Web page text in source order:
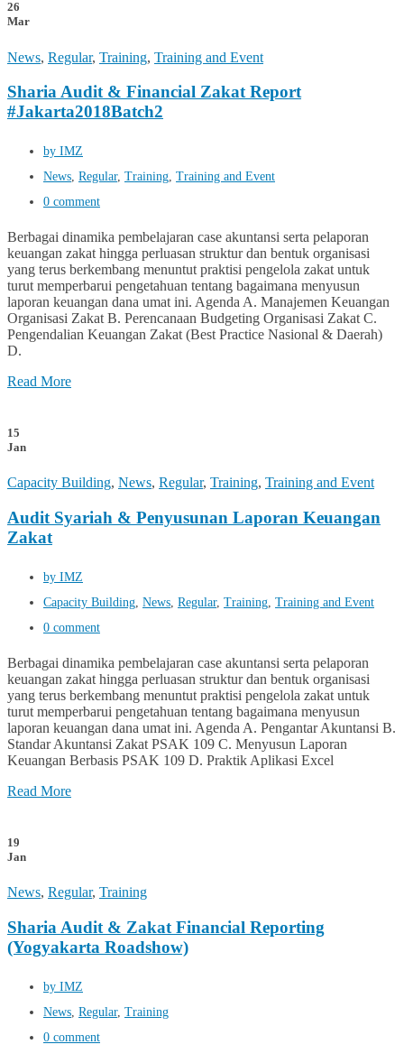
26
Mar
News, Regular, Training, Training and Event
Sharia Audit & Financial Zakat Report
#Jakarta2018Batch2
by IMZ
News Regular, Training Training and Event
0 comment
Berbagai dinamika pembelajaran case akuntansi serta pelaporan
keuangan zakat hingga perluasan struktur dan bentuk organisasi
yang terus berkembang menuntut praktisi pengelola zakat untuk
turut memperbarui pengetahuan tentang bagaimana menyusun
laporan keuangan dana umat ini. Agenda A. Manajemen Keuangan
Organisasi Zakat B. Perencanaan Budgeting Organisasi Zakat C.
Pengendalian Keuangan Zakat (Best Practice Nasional & Daerah)
D.
Read More
15
Jan
Capacity Building, News, Regular, Training, Training and Event
Audit Syariah & Penyusunan Laporan Keuangan
Zakat
by IMZ
Capacity Building News Regular, Training Training and Event
0 comment
Berbagai dinamika pembelajaran case akuntansi serta pelaporan
keuangan zakat hingga perluasan struktur dan bentuk organisasi
yang terus berkembang menuntut praktisi pengelola zakat untuk
turut memperbarui pengetahuan tentang bagaimana menyusun
laporan keuangan dana umat ini. Agenda A. Pengantar Akuntansi B.
Standar Akuntansi Zakat PSAK 109 C. Menyusun Laporan
Keuangan Berbasis PSAK 109 D. Praktik Aplikasi Excel
Read More
19
Jan
News, Regular, Training
Sharia Audit & Zakat Financial Reporting
(Yogyakarta Roadshow)
by IMZ
News Regular, Training
0 comment